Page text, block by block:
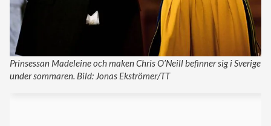
Prinsessan Madeleine och maken Chris O’Neill befinner sig i Sverige
under sommaren. Bild: Jonas Ekströmer/TT